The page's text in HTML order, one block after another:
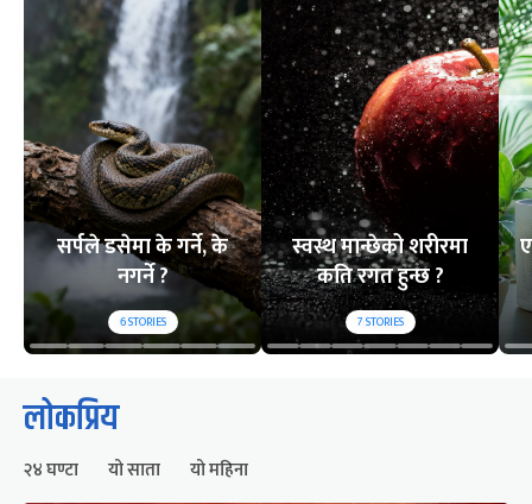
सर्पले डसेमा के गर्ने, के
नगर्ने ?
6STORIES
स्वस्थ मान्छेको शरीरमा
कति रगत हुन्छ ?
7STORIES
लोकप्रिय
२४ घण्टा यो साता यो महिना